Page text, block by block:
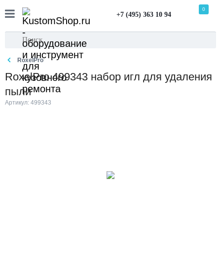
+7 (495) 363 10 94
0
RoxelPro
RoxelPro 499343 набор игл для удаления
пыли
Артикул: 499343